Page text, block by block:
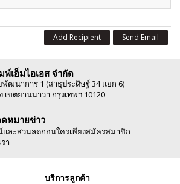
Send Email
Add Recipient
เอ็มไอเอส จำกัด
พัฒนาการ 1 (สาธุประดิษฐ์ 34 แยก 6)
เขตยานนาวา กรุงเทพฯ 10120
หมายข่าว
ละส่วนลดก่อนใครเพียงสมัครสมาชิก
า
บริการลูกค้า